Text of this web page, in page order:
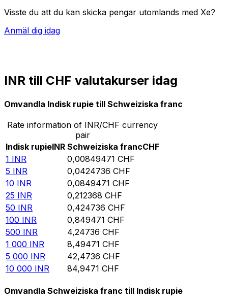
Visste du att du kan skicka pengar utomlands med Xe?
Anmäl dig idag
INR till CHF valutakurser idag
Omvandla Indisk rupie till Schweiziska franc
Rate information of INR/CHF currency
pair
Indisk rupieINR Schweiziska francCHF
1 INR 0,00849471 CHF
5 INR 0,0424736 CHF
10 INR 0,0849471 CHF
25 INR 0,212368 CHF
50 INR 0,424736 CHF
100 INR 0,849471 CHF
500 INR 4,24736 CHF
1 000 INR 8,49471 CHF
5 000 INR 42,4736 CHF
10 000 INR 84,9471 CHF
Omvandla Schweiziska franc till Indisk rupie